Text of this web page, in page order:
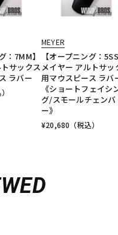
：7MM】
サックス
ラバー
MEYER
【オープニング：
メイヤー アルトサッ
用マウスピース ラ
《ショートフェイシ
グ/スモールチェンバ
ー》
¥20,680 （税込）